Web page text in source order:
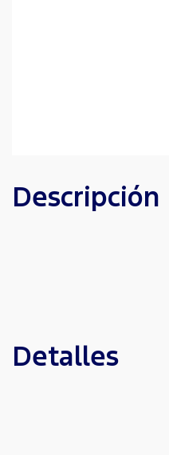
Descripción
Detalles